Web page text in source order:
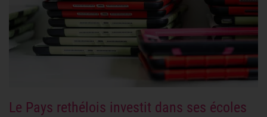
Le Pays rethélois investit dans ses écoles